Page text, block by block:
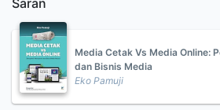
Saran
Media Cetak Vs Media Online:
dan Bisnis Media
Eko Pamuji